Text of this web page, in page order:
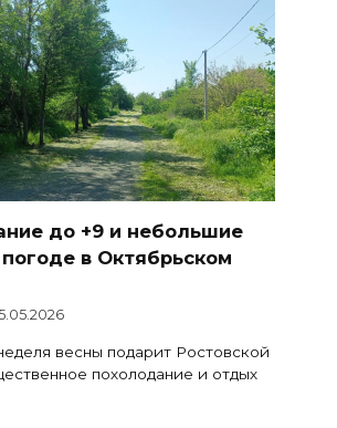
до +9 и небольшие
в Октябрьском
весны подарит Ростовской
похолодание и отдых